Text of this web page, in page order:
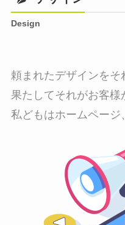
Design
頼まれたデザインを
果たしてそれがお客
私どもはホームペー